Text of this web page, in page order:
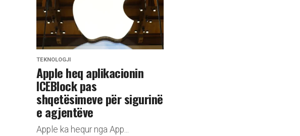
TEKNOLOGJI
Apple heq aplikacionin
ICEBlock pas
shqetësimeve për sigurinë
e agjentëve
Apple ka hequr nga App...